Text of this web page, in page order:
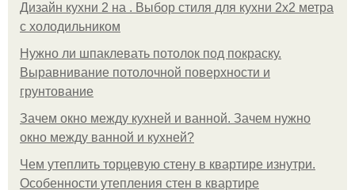
Дизайн кухни 2 на . Выбор стиля для кухни 2х2 метра
с холодильником
Нужно ли шпаклевать потолок под покраску.
Выравнивание потолочной поверхности и
грунтование
Зачем окно между кухней и ванной. Зачем нужно
окно между ванной и кухней?
Чем утеплить торцевую стену в квартире изнутри.
Особенности утепления стен в квартире